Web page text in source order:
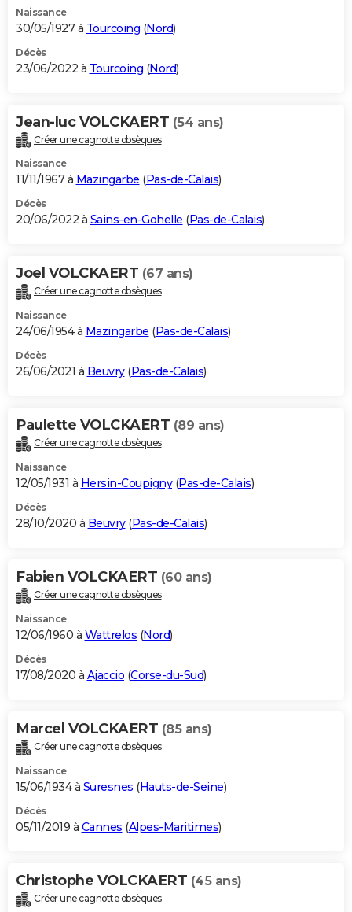
Naissance
30/05/1927 à Tourcoing (Nord)
Décès
23/06/2022 à Tourcoing (Nord)
Jean-luc VOLCKAERT (54 ans)
Créer une cagnotte obsèques
Naissance
11/11/1967 à Mazingarbe (Pas-de-Calais)
Décès
20/06/2022 à Sains-en-Gohelle (Pas-de-Calais)
Joel VOLCKAERT (67 ans)
Créer une cagnotte obsèques
Naissance
24/06/1954 à Mazingarbe (Pas-de-Calais)
Décès
26/06/2021 à Beuvry(Pas-de-Calais)
Paulette VOLCKAERT (89 ans)
Créer une cagnotte obsèques
Naissance
12/05/1931 à Hersin-Coupigny(Pas-de-Calais)
Décès
28/10/2020 à Beuvry(Pas-de-Calais)
Fabien VOLCKAERT (60 ans)
Créer une cagnotte obsèques
Naissance
12/06/1960 à Wattrelos (Nord)
Décès
17/08/2020 à Ajaccio (Corse-du-Sud)
Marcel VOLCKAERT (85 ans)
Créer une cagnotte obsèques
Naissance
15/06/1934 à Suresnes (Hauts-de-Seine)
Décès
05/11/2019 à Cannes (Alpes-Maritimes)
Christophe VOLCKAERT (45 ans)
Créer une cagnotte obsèques